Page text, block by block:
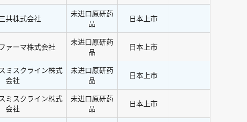
共株式会社
未进口原研药
品
日本上市
ァーマ株式会社
未进口原研药
品
日本上市
ミスクライン株式
会社
未进口原研药
品
日本上市
ミスクライン株式
会社
未进口原研药
品
日本上市